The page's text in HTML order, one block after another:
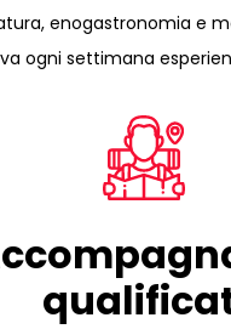
enogastronomia e
ogni settimana